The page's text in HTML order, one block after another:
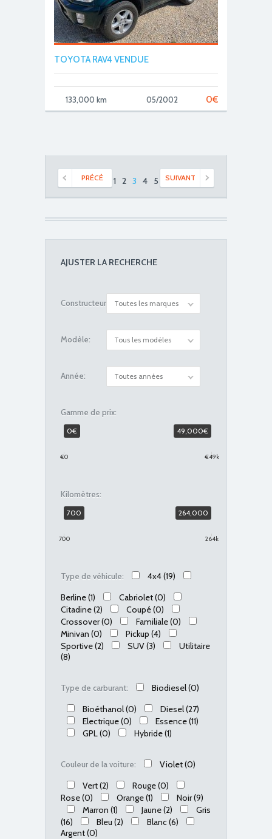
TOYOTA RAV4 VENDUE
0€
133,000 km 05/2002
PRÉCÉ SUIVANT
1 2 3 4 5
AJUSTER LA RECHERCHE
Constructeur: Toutes les marques
Modèle: Tous les modèles
Année: Toutes années
Gamme de prix:
€
0 €
49,000
€0 €49k
Kilomètres:
700 264,000
700 264k
Type de véhicule: 4x4(19)
Berline(1) Cabriolet(0)
Citadine(2) Coupé(0)
Crossover(0) Familiale(0)
Minivan (0) Pickup (4)
Sportive(2) SUV(3)
Utilitaire
(8)
Type de carburant: Biodiesel(0)
Bioéthanol(0) Diesel(27)
Electrique(0) Essence(11)
GPL(0) Hybride(1)
Couleur de la voiture: Violet(0)
Vert(2) Rouge(0)
Rose(0) Orange(1) Noir(9)
Marron (1) Jaune(2)
Gris
(16)
Bleu (2) Blanc(6)
Argent(0)